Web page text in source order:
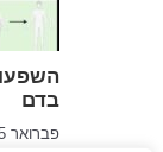
בדם
פברואר 15, 2026